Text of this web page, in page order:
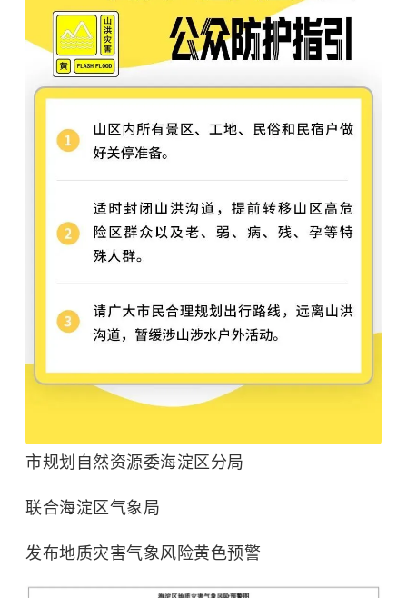
市规划自然资源委海淀区分局
联合海淀区气象局
发布地质灾害气象风险黄色预警